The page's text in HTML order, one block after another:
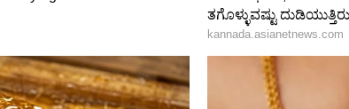
ಹೀಗಿರುವಾಗ ಇಲ್ಲಿ ಮಾತ್ರ ಅಹಂಕಾರದ
ಉತ್ತರವಿದೆ.
ಬಣ್ಣ ಹಚ್ಚಿ ಕೌರವೇಂದ್ರನಾಗಿ ನಾಟಕಗಳಲ್ಲಿ ಅಬ್ಬರಿಸಿ
ನಿಜ ಬದುಕು ಹಾಳಾಗುತ್ತಾ ಹೋಯ್ತು. ಅದೊಂದು ಪಾತ್ರ